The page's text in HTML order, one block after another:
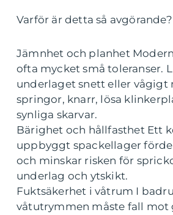
Varför är detta så avgörande?
Jämnhet och planhet
ofta mycket små toleranser.
underlaget snett eller vågigt
springor, knarr, lösa
synliga skarvar.
Bärighet och hållfasthet Ett
uppbyggt spackellager
och minskar risken för
underlag och ytskikt.
Fuktsäkerhet i våtrum I
våtutrymmen måste fall mot